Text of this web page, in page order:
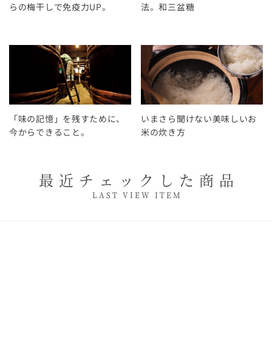
らの梅干しで免疫力UP。
法。和三盆糖
「味の記憶」を残すために、
今からできること。
いまさら聞けない美味しいお
米の炊き方
最近チェックした商品
LAST VIEW ITEM